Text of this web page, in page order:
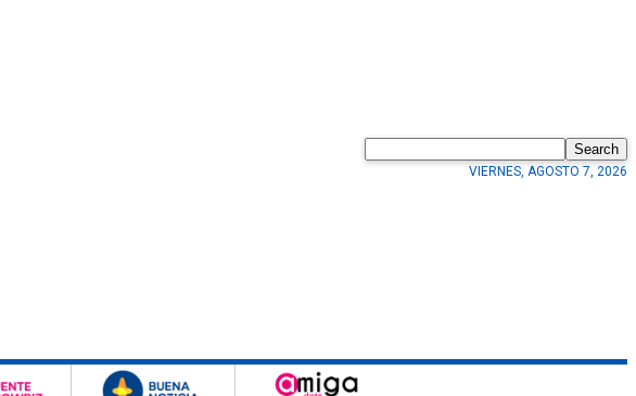
Search
VIERNES, AGOSTO 7, 2026